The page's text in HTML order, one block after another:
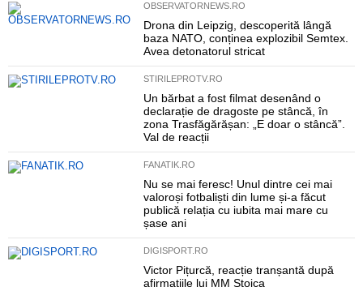
OBSERVATORNEWS.RO
Drona din Leipzig, descoperită lângă
baza NATO, conținea explozibil Semtex.
Avea detonatorul stricat
STIRILEPROTV.RO
Un bărbat a fost filmat desenând o
declarație de dragoste pe stâncă, în
zona Trasfăgărășan: „E doar o stâncă”.
Val de reacții
FANATIK.RO
Nu se mai feresc! Unul dintre cei mai
valoroși fotbaliști din lume și-a făcut
publică relația cu iubita mai mare cu
șase ani
DIGISPORT.RO
Victor Pițurcă, reacție tranșantă după
afirmațiile lui MM Stoica